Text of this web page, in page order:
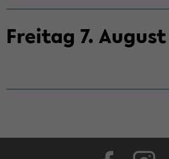
Frei­tag 7. Au­gust
Face­book